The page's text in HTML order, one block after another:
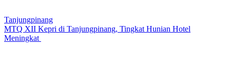
Tanjungpinang
MTQ XII Kepri di Tanjungpinang, Tingkat Hunian Hotel
Meningkat